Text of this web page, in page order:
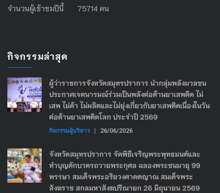
จำนวนผู้เข้าชมปีนี้ 75714 คน
กิจกรรมล่าสุด
ผู้ว่าราชการจังหวัดสมุทรปราการ นำกลุ่มพลังมวลชน
ประกาศเจตนารมณ์ร่วมเป็นพลังต่อต้านยาเสพติด ไม่
เสพ ไม่ค้า ไม่ผลิตและไม่ยุ่งเกี่ยวกับยาเสพติดเนื่องในวัน
ต่อต้านยาเสพติดโลก ประจำปี 2569
กิจกรรมผู้บริหาร | 26/06/2026
จังหวัดสมุทรปราการ จัดพิธีเจริญพระพุทธมนต์และ
ทำบุญตักบาตรถวายพระกุศล ฉลองพระชนมายุ 99
พรรษา สมเด็จพระอริยวงศาคตญาณ สมเด็จพระ
สังฆราช สกลมหาสังฆปริณายก 26 มิถุนายน 2569